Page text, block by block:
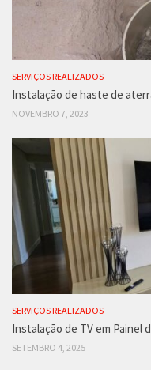
SERVIÇOS REALIZADOS
Instalação de haste de
NOVEMBRO 7, 2023
SERVIÇOS REALIZADOS
Instalação de TV em Painel
SETEMBRO 4, 2025